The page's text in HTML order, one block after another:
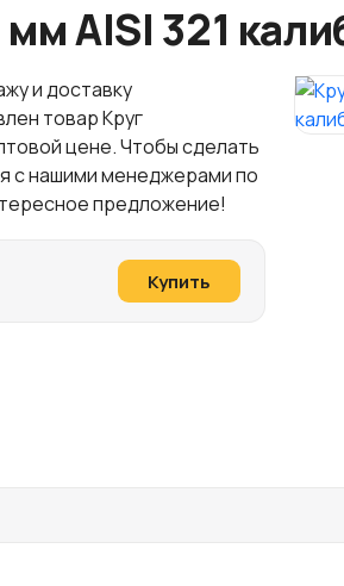
AISI 321
и доставку
товар Круг
цене. Чтобы сделать
с нашими менеджерами по
предложение!
Купить